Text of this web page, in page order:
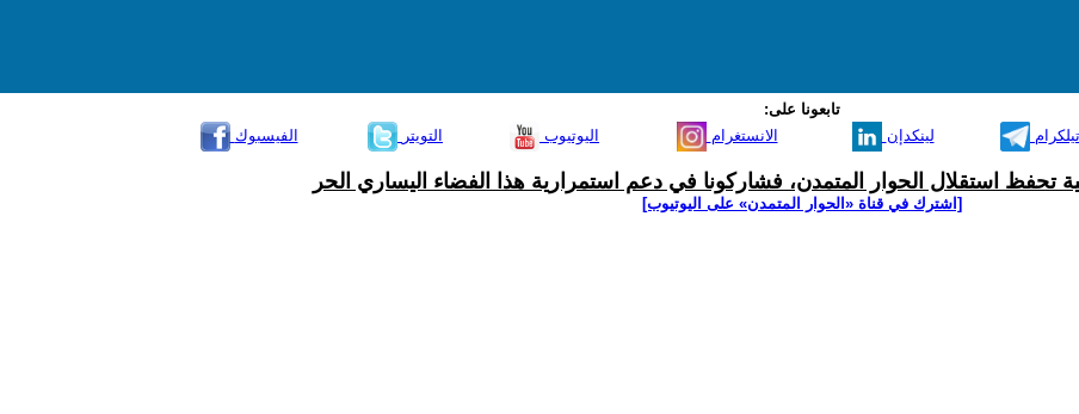
تابعونا على:
الفيسبوك
التويتر اليوتيوب الانستغرام لينكدإن تيلكرام
تحفظ استقلال الحوار المتمدن، فشاركونا في دعم استمرارية هذا الفضاء اليساري الحر
[اشترك في قناة ‫«الحوار المتمدن» على اليوتيوب]